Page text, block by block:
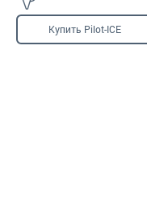
Купить Pilot-ICE